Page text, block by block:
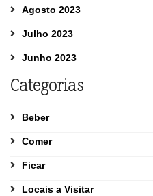
Agosto 2023
Julho 2023
Junho 2023
Categorias
Beber
Comer
Ficar
Locais a Visitar